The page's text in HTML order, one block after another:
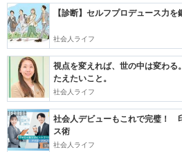
【診断】セルフプロデュース力
社会人ライフ
視点を変えれば、世の中は変わ
たえたいこと。
社会人ライフ
社会人デビューもこれで完璧！
ス術
社会人ライフ